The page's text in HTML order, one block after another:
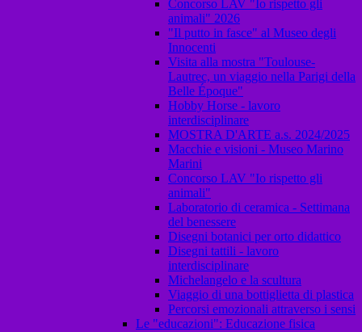
Concorso LAV "Io rispetto gli
animali" 2026
"Il putto in fasce" al Museo degli
Innocenti
Visita alla mostra "Toulouse-
Lautrec, un viaggio nella Parigi della
Belle Époque"
Hobby Horse - lavoro
interdisciplinare
MOSTRA D'ARTE a.s. 2024/2025
Macchie e visioni - Museo Marino
Marini
Concorso LAV "Io rispetto gli
animali"
Laboratorio di ceramica - Settimana
del benessere
Disegni botanici per orto didattico
Disegni tattili - lavoro
interdisciplinare
Michelangelo e la scultura
Viaggio di una bottiglietta di plastica
Percorsi emozionali attraverso i sensi
Le "educazioni": Educazione fisica